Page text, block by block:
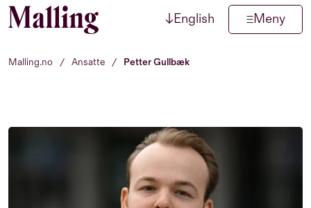
Hopp til innhold ↓English Meny
Malling.no / Ansatte / Petter Gullbæk